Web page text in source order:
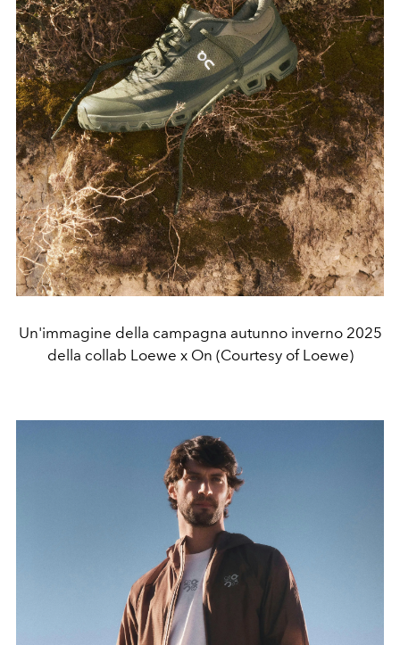
Un'immagine della campagna autunno inverno 2025
della collab Loewe x On (Courtesy of Loewe)